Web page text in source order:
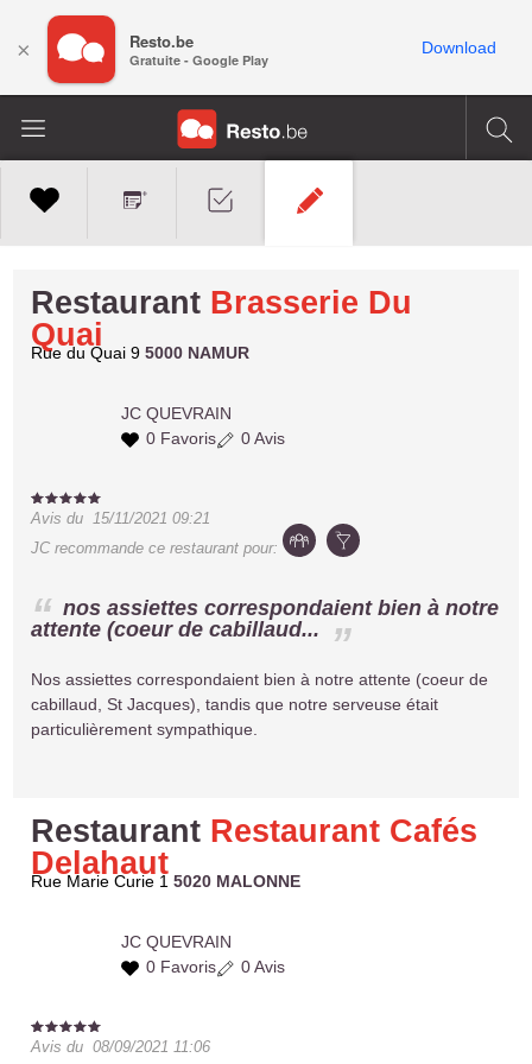
Restaurant Brasserie Du
Quai
Rue du Quai 95000 NAMUR
JC QUEVRAIN
0 Favoris
0 Avis
Avis du15/11/2021 09:21
JC recommande ce restaurant pour:
nos assiettes correspondaient bien à notre
attente (coeur de cabillaud...
Nos assiettes correspondaient bien à notre attente (coeur de
cabillaud, St Jacques), tandis que notre serveuse était
particulièrement sympathique.
Restaurant Restaurant Cafés
Delahaut
Rue Marie Curie 15020 MALONNE
JC QUEVRAIN
0 Favoris
0 Avis
Avis du08/09/2021 11:06
× Resto.be
Gratuite - Google Play
Download